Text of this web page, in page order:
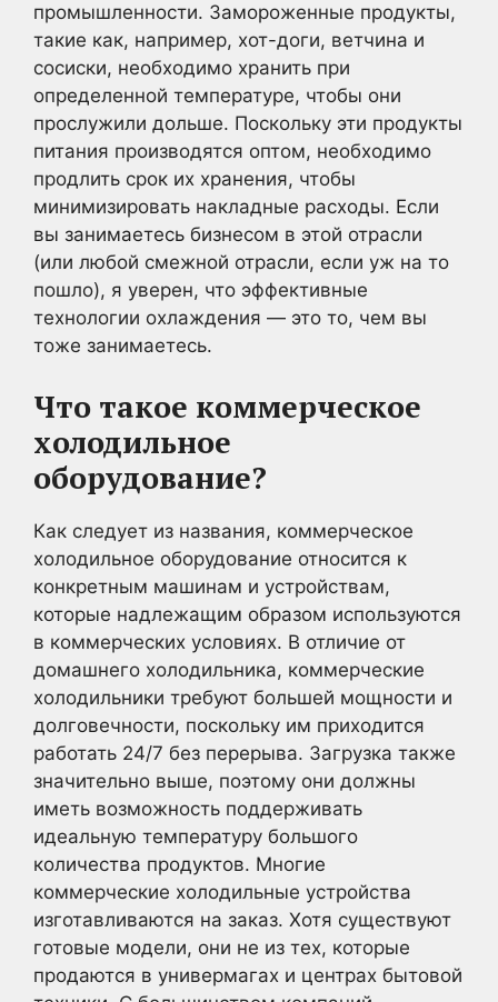
промышленности. Замороженные продукты,
такие как, например, хот-доги, ветчина и
сосиски, необходимо хранить при
определенной температуре, чтобы они
прослужили дольше. Поскольку эти продукты
питания производятся оптом, необходимо
продлить срок их хранения, чтобы
минимизировать накладные расходы. Если
вы занимаетесь бизнесом в этой отрасли
(или любой смежной отрасли, если уж на то
пошло), я уверен, что эффективные
технологии охлаждения — это то, чем вы
тоже занимаетесь.
Что такое коммерческое
холодильное
оборудование?
Как следует из названия, коммерческое
холодильное оборудование относится к
конкретным машинам и устройствам,
которые надлежащим образом используются
в коммерческих условиях. В отличие от
домашнего холодильника, коммерческие
холодильники требуют большей мощности и
долговечности, поскольку им приходится
работать 24/7 без перерыва. Загрузка также
значительно выше, поэтому они должны
иметь возможность поддерживать
идеальную температуру большого
количества продуктов. Многие
коммерческие холодильные устройства
изготавливаются на заказ. Хотя существуют
готовые модели, они не из тех, которые
продаются в универмагах и центрах бытовой